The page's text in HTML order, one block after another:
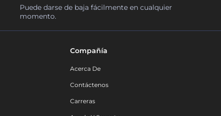
Puede darse de baja fácilmente en cualquier
momento.
Compañía
Acerca De
Contáctenos
Carreras